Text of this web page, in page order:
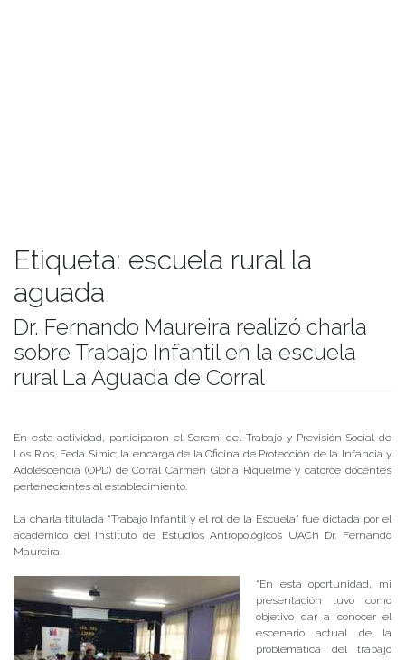
Etiqueta: escuela rural la
aguada
Dr. Fernando Maureira realizó charla
sobre Trabajo Infantil en la escuela
rural La Aguada de Corral
En esta actividad, participaron el Seremi del Trabajo y Previsión Social de
Los Rios, Feda Simic; la encarga de la Oficina de Protección de la Infancia y
Adolescencia (OPD) de Corral Carmen Gloria Riquelme y catorce docentes
pertenecientes al establecimiento.
La charla titulada “Trabajo Infantil y el rol de la Escuela” fue dictada por el
académico del Instituto de Estudios Antropológicos UACh Dr. Fernando
Maureira.
“En esta oportunidad, mi
presentación tuvo como
objetivo dar a conocer el
escenario actual de la
problemática del trabajo